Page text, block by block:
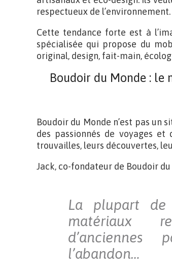
respectueux de l’environnement.
Cette tendance forte est à
spécialisée qui propose du
original, design, fait-main,
Boudoir du Monde :
Boudoir du Monde n’est pas un
des passionnés de voyages
trouvailles, leurs découvertes,
Jack, co-fondateur de Boudoir
La plupart
matériaux
l’abandon…